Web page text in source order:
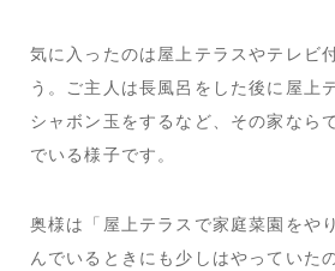
気に入ったのは屋上テラスやテレビ
う。ご主人は長風呂をした後に屋上
シャボン玉をするなど、その家なら
でいる様子です。
奥様は「屋上テラスで家庭菜園をや
んでいるときにも少しはやっていた